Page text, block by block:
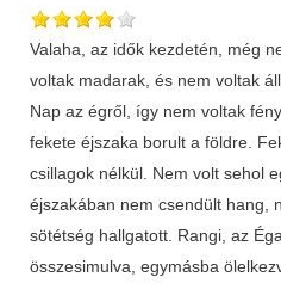
Valaha, az idők kezdetén, még
voltak madarak, és nem voltak
Nap az égről, így nem voltak
fekete éjszaka borult a földre.
csillagok nélkül. Nem volt sehol
éjszakában nem csendült hang,
sötétség hallgatott. Rangi, az
összesimulva, egymásba